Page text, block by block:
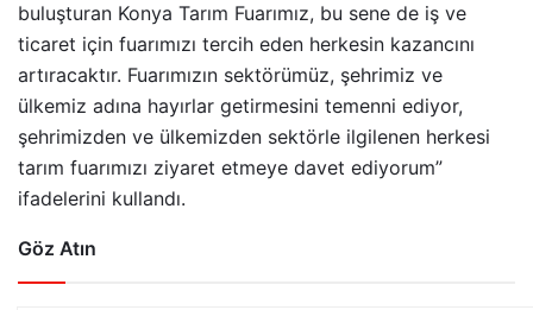
buluşturan Konya Tarım Fuarımız, bu sene de iş ve
ticaret için fuarımızı tercih eden herkesin kazancını
artıracaktır. Fuarımızın sektörümüz, şehrimiz ve
ülkemiz adına hayırlar getirmesini temenni ediyor,
şehrimizden ve ülkemizden sektörle ilgilenen herkesi
tarım fuarımızı ziyaret etmeye davet ediyorum”
ifadelerini kullandı.
Göz Atın